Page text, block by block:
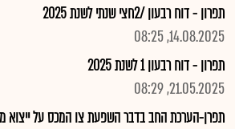
תפרון - דוח רבעון /2חצי שנתי לשנת 2025
14.08.2025, 08:25
תפרון - דוח רבעון 1 לשנת 2025
21.05.2025, 08:29
תפרן-הערכת החב בדבר השפעת צו המכס על ייצוא